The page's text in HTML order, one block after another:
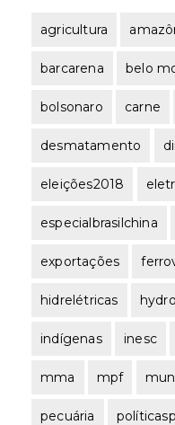
agricultura
barcarena belo
bolsonaro carne
desmatamento
eleições2018
especialbrasilchina
exportações
hidrelétricas hydro
indígenas inesc
mma mpf
pecuária